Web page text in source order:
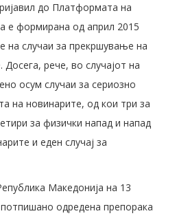
до Платформата на
е формирана од април 2015
на случаи за прекршување на
рече, во случајот на
осум случаи за сериозно
на новинарите, од кои три за
за физички напад и напад
и еден случај за
Македонија на 13
одредена препорака